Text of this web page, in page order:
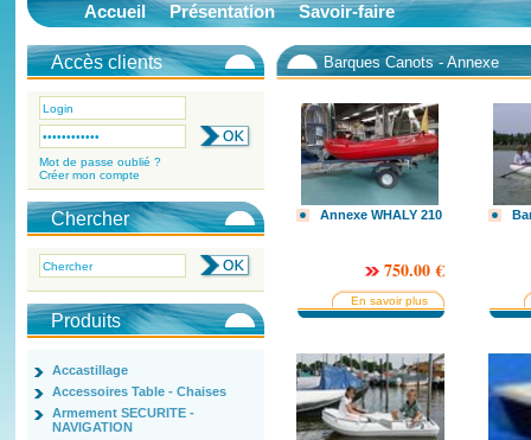
Accueil Présentation Savoir-faire
Accès clients
Mot de passe oublié ?
Créer mon compte
Chercher
Produits
Accastillage
Accessoires Table - Chaises
Armement SECURITE -
NAVIGATION
Barques Canots - Annexe
Annexe WHALY 210
750.00 €
En savoir plus